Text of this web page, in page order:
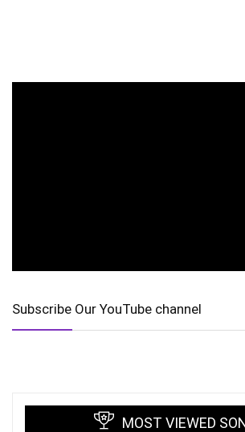
Subscribe Our YouTube channel
MOST VIEWED